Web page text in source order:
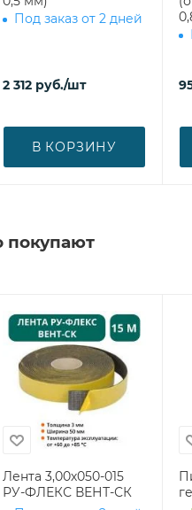
Под заказ от 2 дней
2 312 руб./шт
В КОРЗИНУ
покупают
Лента 3,00х050-015
РУ-ФЛЕКС ВЕНТ-СК